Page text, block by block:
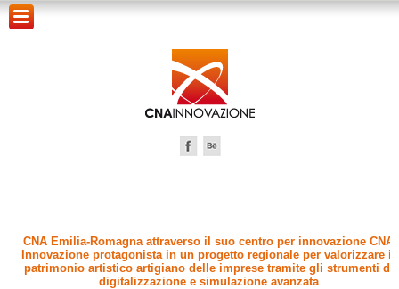
CNA Emilia-Romagna attraverso il suo centro per innovazione CNA
Innovazione protagonista in un progetto regionale per valorizzare il
patrimonio artistico artigiano delle imprese tramite gli strumenti di
digitalizzazione e simulazione avanzata